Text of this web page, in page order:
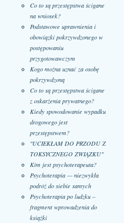
Co to są przestępstwa ścigane
na wniosek?
Podstawowe uprawnienia i
obowiązki pokrzywdzonego w
postępowaniu
przygotowawczym
Kogo można uznać za osobę
pokrzywdzoną
Co to są przestępstwa ścigane
z oskarżenia prywatnego?
Kiedy spowodowanie wypadku
drogowego jest
przestępstwem?
"UCIEKŁAM DO PRZODU Z
TOKSYCZNEGO ZWIĄZKU"
Kim jest psychoterapeuta?
Psychoterapia — niezwykła
podróż do siebie samych
Psychoterapia po ludzku –
fragment wprowadzenia do
książki